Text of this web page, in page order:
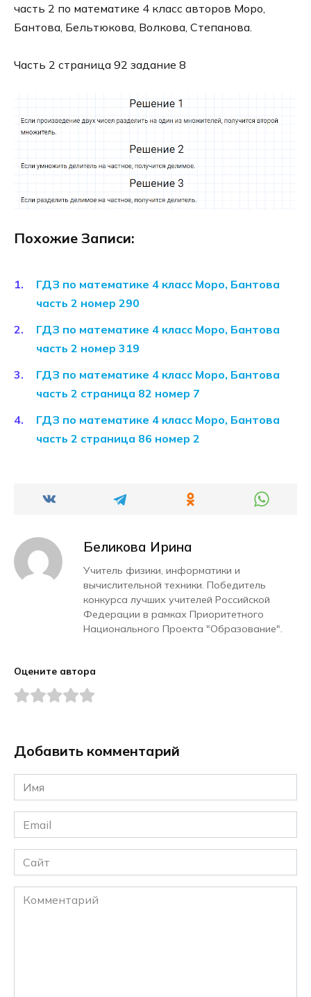
часть 2 по математике 4 класс авторов Моро,
Бантова, Бельтюкова, Волкова, Степанова.
Часть 2 страница 92 задание 8
Похожие Записи:
ГДЗ по математике 4 класс Моро, Бантова
часть 2 номер 290
ГДЗ по математике 4 класс Моро, Бантова
часть 2 номер 319
ГДЗ по математике 4 класс Моро, Бантова
часть 2 страница 82 номер 7
ГДЗ по математике 4 класс Моро, Бантова
часть 2 страница 86 номер 2
Беликова Ирина
Учитель физики, информатики и
вычислительной техники. Победитель
конкурса лучших учителей Российской
Федерации в рамках Приоритетного
Национального Проекта "Образование".
Оцените автора
Добавить комментарий
Имя
*
Email
*
Сайт
Комментарий